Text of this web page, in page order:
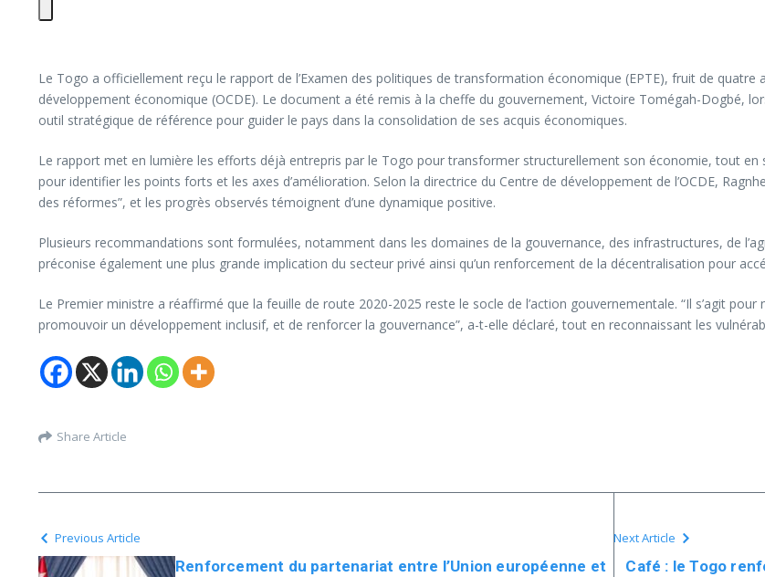
Le Togo a officiellement reçu le rapport de l’Examen des politiques de transformation économique (EPTE), fruit de
développement économique (OCDE). Le document a été remis à la cheffe du gouvernement, Victoire Tomégah-Dogbé,
outil stratégique de référence pour guider le pays dans la consolidation de ses acquis économiques.
Le rapport met en lumière les efforts déjà entrepris par le Togo pour transformer structurellement son économie, tout
pour identifier les points forts et les axes d’amélioration. Selon la directrice du Centre de développement de l’OCDE,
des réformes”, et les progrès observés témoignent d’une dynamique positive.
Plusieurs recommandations sont formulées, notamment dans les domaines de la gouvernance, des infrastructures, de
préconise également une plus grande implication du secteur privé ainsi qu’un renforcement de la décentralisation pour
Le Premier ministre a réaffirmé que la feuille de route 2020-2025 reste le socle de l’action gouvernementale. “Il s’agit
promouvoir un développement inclusif, et de renforcer la gouvernance”, a-t-elle déclaré, tout en reconnaissant les
Share Article
Previous Article
Renforcement du partenariat entre l’Union européenne et
Next Article
Café : le Togo